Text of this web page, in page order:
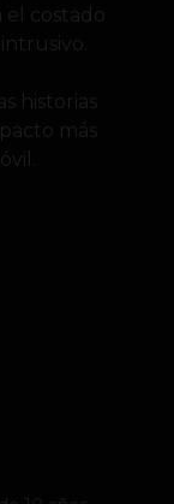
costado
historias
más